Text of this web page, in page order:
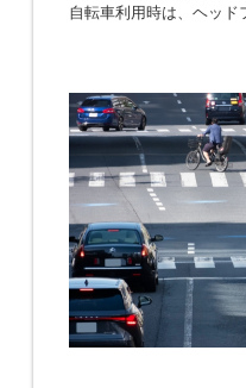
自転車利用時は、ヘッ